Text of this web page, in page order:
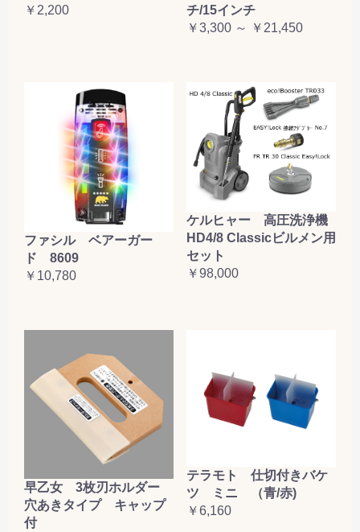
￥2,200
チ/15インチ
￥3,300 ～ ￥21,450
ファシル ベアーガー
ド 8609
￥10,780
ケルヒャー 高圧洗浄機
HD4/8 Classicビルメン用
セット
￥98,000
早乙女 3枚刃ホルダー
穴あきタイプ キャップ
付
テラモト 仕切付きバケ
ツ ミニ （青/赤)
￥6,160